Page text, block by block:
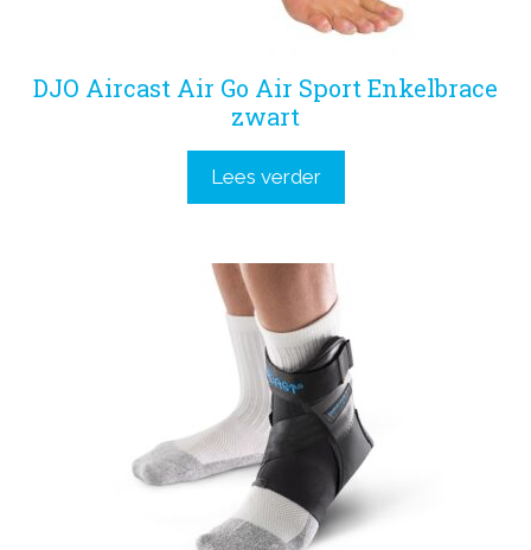
DJO Aircast Air Go Air Sport Enkelbrace
zwart
Lees verder